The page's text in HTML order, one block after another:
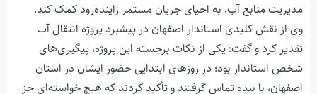
مدیریت منابع آب، به احیای جریان مستمر زاینده‌رود کمک کند.
وی از نقش کلیدی استاندار اصفهان در پیشبرد پروژه انتقال آب
تقدیر کرد و گفت: یکی از نکات برجسته این پروژه، پیگیری‌های
شخص استاندار بود؛ در روزهای ابتدایی حضور ایشان در استان
اصفهان، با بنده تماس گرفتند و تأکید کردند که هیچ خواسته‌ای جز